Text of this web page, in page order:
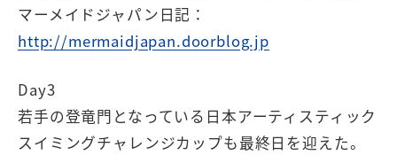
マーメイドジャパン日記：
http://mermaidjapan.doorblog.jp
Day3
若手の登竜門となっている日本アーティスティック
スイミングチャレンジカップも最終日を迎えた。